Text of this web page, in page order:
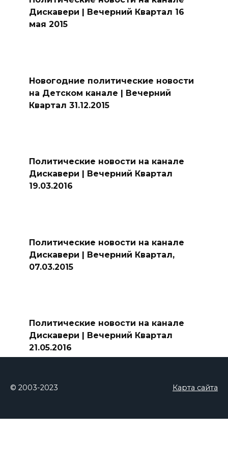
Дискавери | Вечерний Квартал 16
мая 2015
Новогодние политические новости
на Детском канале | Вечерний
Квартал 31.12.2015
Политические новости на канале
Дискавери | Вечерний Квартал
19.03.2016
Политические новости на канале
Дискавери | Вечерний Квартал,
07.03.2015
Политические новости на канале
Дискавери | Вечерний Квартал
21.05.2016
© 2003-2023 Карта сайта